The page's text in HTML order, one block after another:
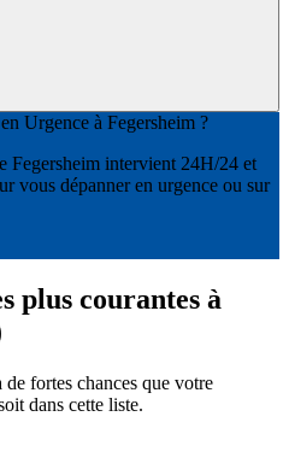
Urgence à Fegersheim ?
Fegersheim intervient 24H/24 et
vous dépanner en urgence ou sur
plus courantes à
fortes chances que votre
dans cette liste.